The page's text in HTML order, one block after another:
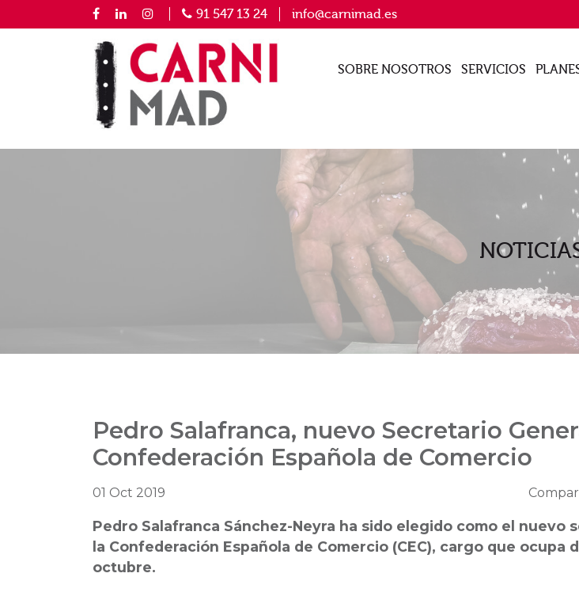
91 547 13 24 info@carnimad.es
SOBRE NOSOTROS SERVICIOS
Pedro Salafranca, nuevo Secretario
Confederación Española de Comercio
01 Oct 2019
Pedro Salafranca Sánchez-Neyra ha sido elegido como el nuevo
la Confederación Española de Comercio (CEC), cargo que ocupa
octubre.